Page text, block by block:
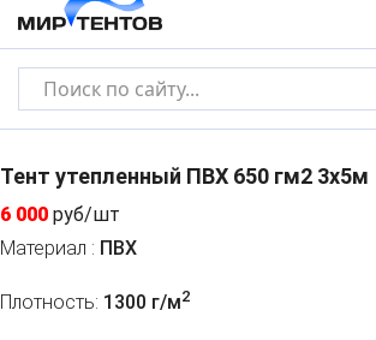
Тент утепленный ПВХ 650 гм2 3x5м
6 000 руб/шт
Материал : ПВХ
Плотность: 1300 г/м2